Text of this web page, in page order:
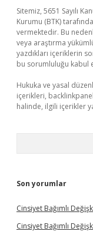
Sitemiz, 5651 Sayılı
Kurumu (BTK)
vermektedir. Bu
veya araştırma
yazdıkları içeriklerin
bu sorumluluğu kabul
Hukuka ve yasal
içerikleri,
halinde, ilgili içerikler
Son yorumlar
Cinsiyet Bağımlı
Cinsiyet Bağımlı